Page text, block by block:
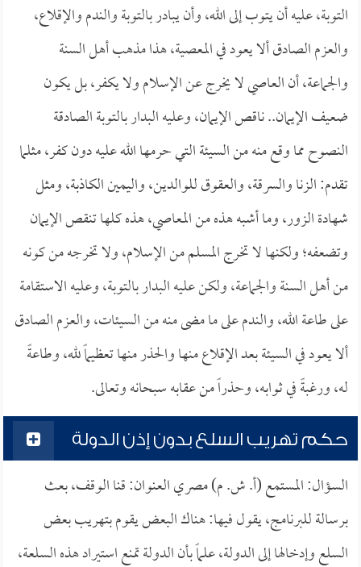
التوبة، عليه أن يتوب إلى الله، وأن يبادر بالتوبة والندم والإقلاع،
والعزم الصادق ألا يعود في المعصية، هذا مذهب أهل السنة
والجماعة، أن العاصي لا يخرج عن الإسلام ولا يكفر، بل يكون
ضعيف الإيمان.. ناقص الإيمان، وعليه البدار بالتوبة الصادقة
النصوح مما وقع منه من السيئة التي حرمها الله عليه دون كفر، مثلما
تقدم: الزنا والسرقة، والعقوق للوالدين، واليمين الكاذبة، ومثل
شهادة الزور، وما أشبه هذه من المعاصي، هذه كلها تنقص الإيمان
وتضعفه؛ ولكنها لا تخرج المسلم من الإسلام، ولا تخرجه من كونه
من أهل السنة والجماعة، ولكن عليه البدار بالتوبة، وعليه الاستقامة
على طاعة الله، والندم على ما مضى منه من السيئات، والعزم الصادق
ألا يعود في السيئة بعد الإقلاع منها والحذر منها تعظيماً لله، وطاعةً
له، ورغبةً في ثوابه، وحذراً من عقابه سبحانه وتعالى.
حكم تهريب السلع بدون إذن الدولة
السؤال: المستمع (أ. ش. م) مصري العنوان: قنا الوقف، بعث
برسالة للبرنامج، يقول فيها: هناك البعض يقوم بتهريب بعض
السلع وإدخالها إلى الدولة، علماً بأن الدولة تمنع استيراد هذه السلعة،